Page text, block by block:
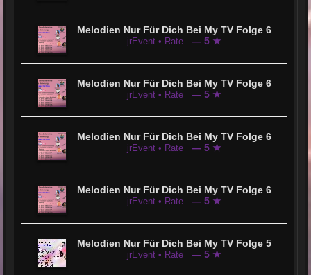
Melodien Nur Für Dich Bei My TV Folge 6
jrEvent • Rate — 5 ★
Melodien Nur Für Dich Bei My TV Folge 6
jrEvent • Rate — 5 ★
Melodien Nur Für Dich Bei My TV Folge 6
jrEvent • Rate — 5 ★
Melodien Nur Für Dich Bei My TV Folge 6
jrEvent • Rate — 5 ★
Melodien Nur Für Dich Bei My TV Folge 5
jrEvent • Rate — 5 ★